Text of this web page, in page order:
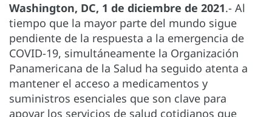
Washington, DC, 1 de diciembre de 2021.- Al
tiempo que la mayor parte del mundo sigue
pendiente de la respuesta a la emergencia de
COVID-19, simultáneamente la Organización
Panamericana de la Salud ha seguido atenta a
mantener el acceso a medicamentos y
suministros esenciales que son clave para
apoyar los servicios de salud cotidianos que